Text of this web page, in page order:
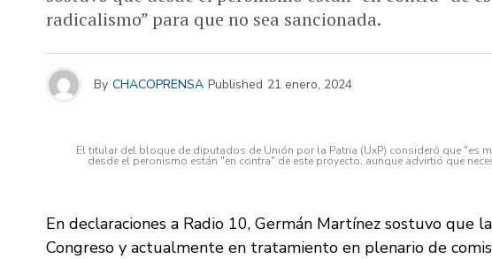
radicalismo” para que no sea sancionada.
By CHACOPRENSA Published 21 enero, 2024
El titular del bloque de diputados de Unión por la Patria (UxP) consideró que "es
desde el peronismo están "en contra" de este proyecto, aunque advirtió que
En declaraciones a Radio 10, Germán Martínez sostuvo que
Congreso y actualmente en tratamiento en plenario de